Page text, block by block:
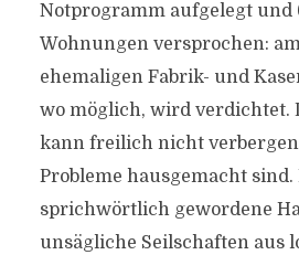
Notprogramm aufgelegt und
Wohnungen versprochen:
ehemaligen Fabrik- und
wo möglich, wird verdichtet.
kann freilich nicht
Probleme hausgemacht sind.
sprichwörtlich gewordene
unsägliche Seilschaften aus